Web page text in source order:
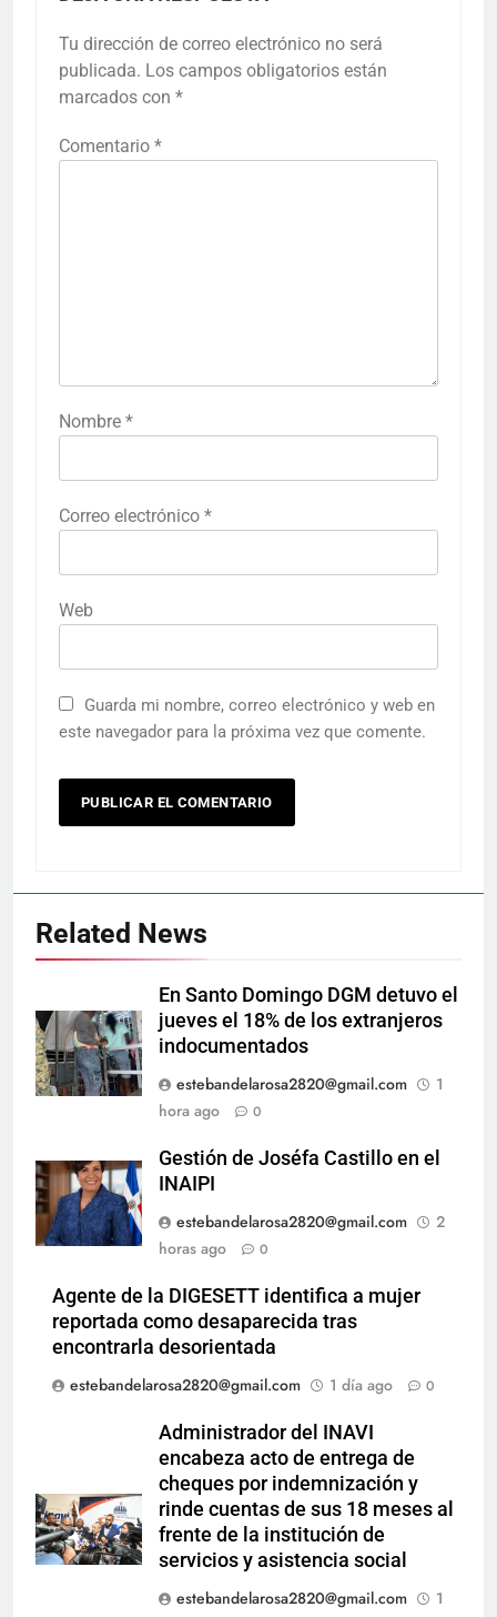
Tu dirección de correo electrónico no será
publicada. Los campos obligatorios están
marcados con *
Comentario *
Nombre *
Correo electrónico *
Web
Guarda mi nombre, correo electrónico y web en
este navegador para la próxima vez que comente.
Related News
En Santo Domingo DGM detuvo el
jueves el 18% de los extranjeros
indocumentados
estebandelarosa2820@gmail.com
1
hora ago
0
Gestión de Joséfa Castillo en el
INAIPI
estebandelarosa2820@gmail.com
2
horas ago
0
Agente de la DIGESETT identifica a mujer
reportada como desaparecida tras
encontrarla desorientada
estebandelarosa2820@gmail.com
1 día ago 0
Administrador del INAVI
encabeza acto de entrega de
cheques por indemnización y
rinde cuentas de sus 18 meses al
frente de la institución de
servicios y asistencia social
estebandelarosa2820@gmail.com
1